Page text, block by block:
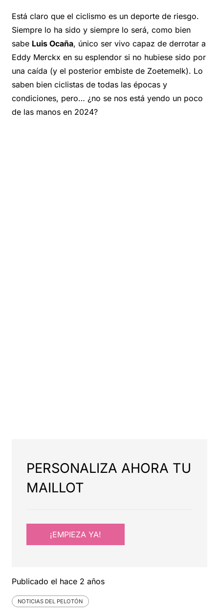
Está claro que el ciclismo es un deporte de riesgo.
Siempre lo ha sido y siempre lo será, como bien
sabe Luis Ocaña, único ser vivo capaz de derrotar a
Eddy Merckx en su esplendor si no hubiese sido por
una caída (y el posterior embiste de Zoetemelk). Lo
saben bien ciclistas de todas las épocas y
condiciones, pero… ¿no se nos está yendo un poco
de las manos en 2024?
PERSONALIZA AHORA TU
MAILLOT
¡EMPIEZA YA!
Publicado el hace 2 años
NOTICIAS DEL PELOTÓN